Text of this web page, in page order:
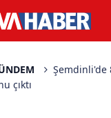
Şemdinli'de
çıktı